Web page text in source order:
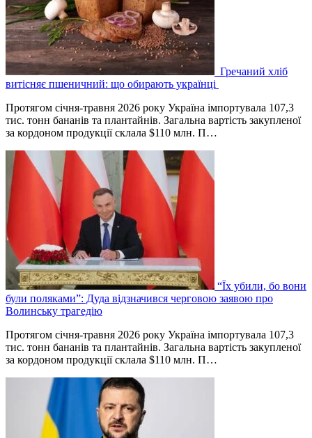
Гречаний хліб
витісняє пшеничний: що обирають українці
Протягом січня-травня 2026 року Україна імпортувала 107,3
тис. тонн бананів та плантайнів. Загальна вартість закупленої
за кордоном продукції склала $110 млн. П…
“Їх убили, бо вони
були поляками”: Дуда відзначився черговою заявою про
Волинську трагедію
Протягом січня-травня 2026 року Україна імпортувала 107,3
тис. тонн бананів та плантайнів. Загальна вартість закупленої
за кордоном продукції склала $110 млн. П…